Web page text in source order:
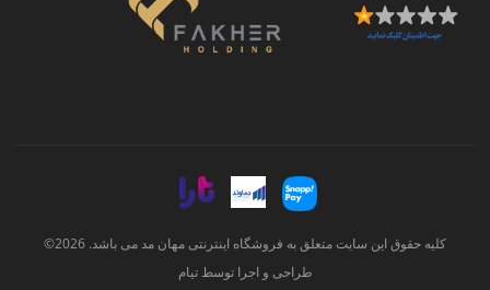
کلیه حقوق این سایت متعلق به فروشگاه اینترنتی مهان مد می باشد. 2026©
طراحی و اجرا توسطتیام